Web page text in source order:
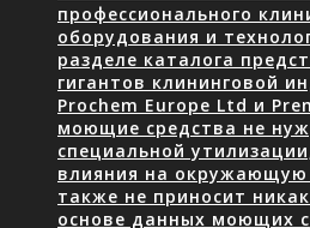
профессионального
оборудования и
разделе каталога
гигантов клининговой
Prochem Europe Ltd и
моющие средства не
специальной
влияния на
также не приносит
основе данных моющих